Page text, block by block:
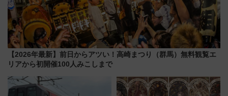
【2026年最新】前日からアツい！高崎まつり（群馬）無料観覧エ
リアから初開催100人みこしまで